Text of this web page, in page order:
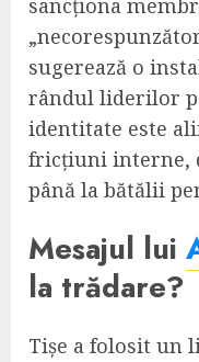
sugerează o
rândul liderilor
identitate este
fricțiuni interne,
până la bătălii
Mesajul lui
la trădare?
Tișe a folosit un